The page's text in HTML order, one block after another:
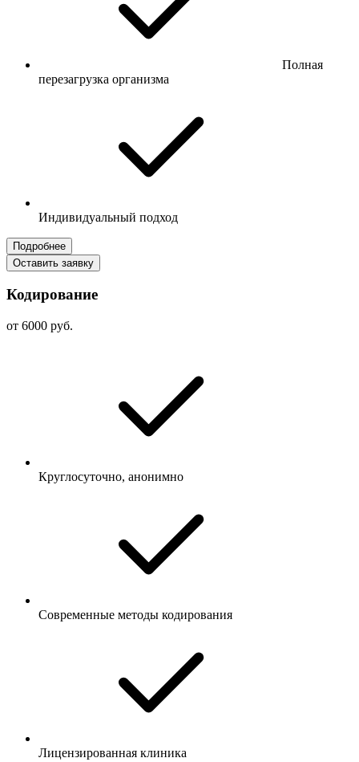
Полная
перезагрузка организма
Индивидуальный подход
Подробнее
Оставить заявку
Кодирование
от 6000 руб.
Круглосуточно, анонимно
Современные методы кодирования
Лицензированная клиника